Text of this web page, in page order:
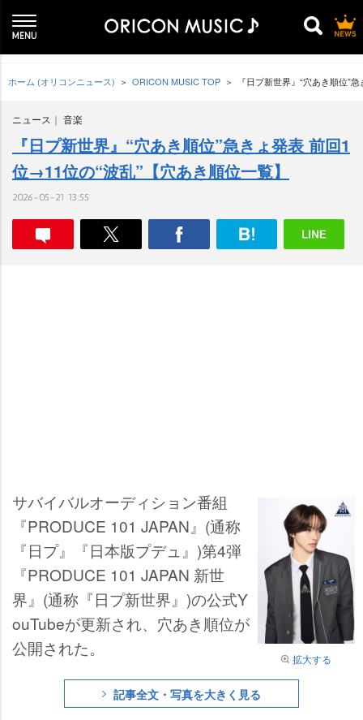
ホーム (オリコンニュース) ORICON MUSIC TOP 『日プ新世界』“穴あき順位”
ニュース 音楽
『日プ新世界』“穴あき順位”急きょ発表 前回1
位→11位の“波乱”【穴あき順位一覧】
2026-05-21 13:55
拡大する
サバイバルオーディション番組
『PRODUCE 101 JAPAN』(通称
『日プ』『日本版プデュ』)第4弾
『PRODUCE 101 JAPAN 新世
界』(通称『日プ新世界』)の公式Y
ouTubeが更新され、穴あき順位が
公開された。
記事全文・写真を大きく見る